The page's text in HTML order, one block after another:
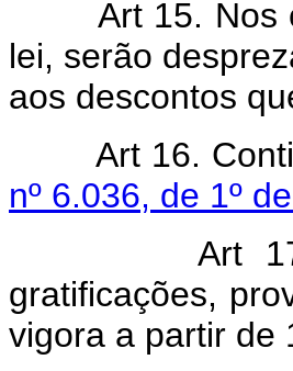
Art 15. Nos
lei, serão
aos descontos
Art 16.
nº 6.036, de 1º
Art
gratificações,
vigora a partir de